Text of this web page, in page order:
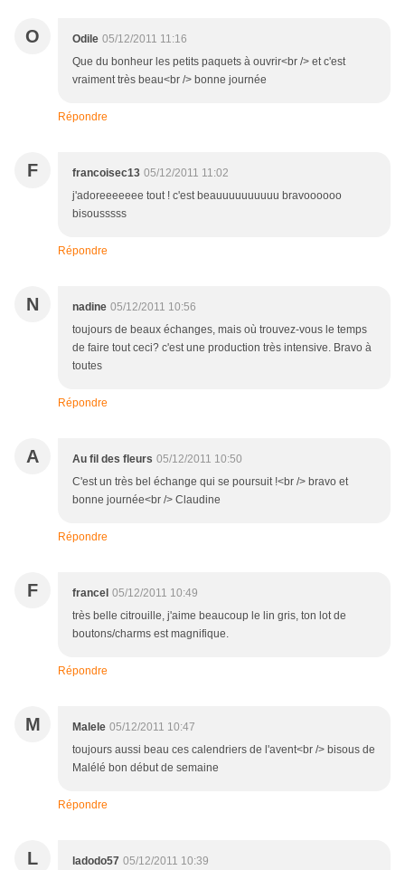
O Odile 05/12/2011 11:16
Que du bonheur les petits paquets à ouvrir<br /> et c'est
vraiment très beau<br /> bonne journée
Répondre
F francoisec13 05/12/2011 11:02
j'adoreeeeeee tout ! c'est beauuuuuuuuuu bravoooooo
bisousssss
Répondre
N nadine 05/12/2011 10:56
toujours de beaux échanges, mais où trouvez-vous le temps
de faire tout ceci? c'est une production très intensive. Bravo à
toutes
Répondre
A Au fil des fleurs 05/12/2011 10:50
C'est un très bel échange qui se poursuit !<br /> bravo et
bonne journée<br /> Claudine
Répondre
F francel 05/12/2011 10:49
très belle citrouille, j'aime beaucoup le lin gris, ton lot de
boutons/charms est magnifique.
Répondre
M Malele 05/12/2011 10:47
toujours aussi beau ces calendriers de l'avent<br /> bisous de
Malélé bon début de semaine
Répondre
L ladodo57 05/12/2011 10:39